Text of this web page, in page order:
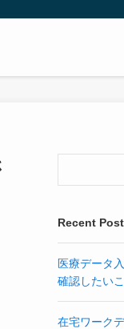
Recent
医療データ
確認したい
在宅ワーク